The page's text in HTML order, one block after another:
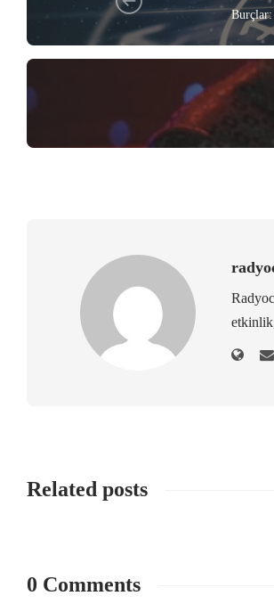
Burçlar:
Related posts
0 Comments